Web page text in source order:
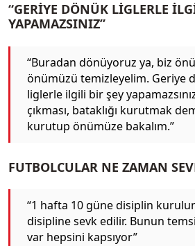
“GERİYE DÖNÜK LİGLERLE
YAPAMAZSINIZ”
“Buradan dönüyoruz ya, biz
önümüzü temizleyelim. Geriye
liglerle ilgili bir şey
çıkması, bataklığı kurutmak
kurutup önümüze bakalım.”
FUTBOLCULAR NE ZAMAN
“1 hafta 10 güne disiplin
disipline sevk edilir. Bunun
var hepsini kapsıyor”